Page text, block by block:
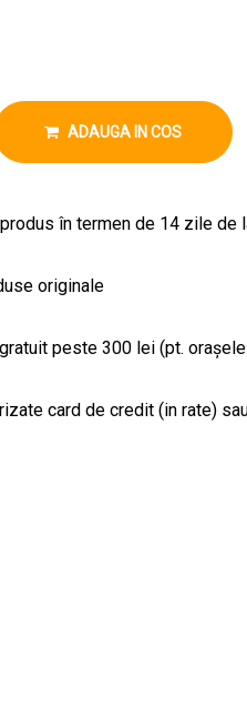
ADAUGA IN COS
în termen de 14 zile de
originale
peste 300 lei (pt.
card de credit (in rate)